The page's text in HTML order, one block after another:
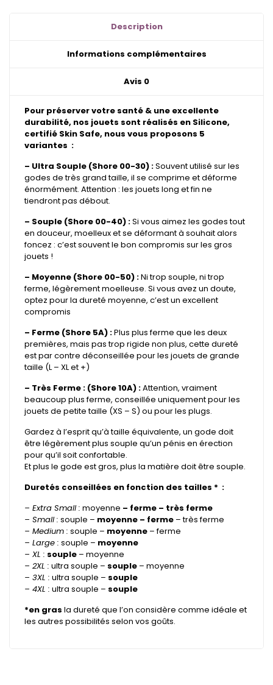
Description
Informations complémentaires
Avis 0
Pour préserver votre santé & une excellente
durabilité, nos jouets sont réalisés en Silicone,
certifié Skin Safe, nous vous proposons 5
variantes :
– Ultra Souple (Shore 00-30) :Souvent utilisé sur les
godes de très grand taille, il se comprime et déforme
énormément. Attention : les jouets long et fin ne
tiendront pas débout.
– Souple (Shore 00-40) :Si vous aimez les godes tout
en douceur, moelleux et se déformant à souhait alors
foncez : c’est souvent le bon compromis sur les gros
jouets !
– Moyenne (Shore 00-50) :Ni trop souple, ni trop
ferme, légèrement moelleuse. Si vous avez un doute,
optez pour la dureté moyenne, c’est un excellent
compromis
– Ferme (Shore 5A) :Plus plus ferme que les deux
premières, mais pas trop rigide non plus, cette dureté
est par contre déconseillée pour les jouets de grande
taille (L – XL et +)
– Très Ferme : (Shore 10A) :Attention, vraiment
beaucoup plus ferme, conseillée uniquement pour les
jouets de petite taille (XS – S) ou pour les plugs.
Gardez à l’esprit qu’à taille équivalente, un gode doit
être légèrement plus souple qu’un pénis en érection
pour qu’il soit confortable.
Et plus le gode est gros, plus la matière doit être souple.
Duretés conseillées en fonction des tailles * :
– Extra Small : moyenne – ferme – très ferme
– Small : souple – moyenne – ferme– très ferme
– Medium : souple – moyenne– ferme
– Large : souple – moyenne
– XL : souple– moyenne
– 2XL : ultra souple – souple– moyenne
– 3XL : ultra souple – souple
– 4XL : ultra souple – souple
*en gras la dureté que l’on considère comme idéale et
les autres possibilités selon vos goûts.